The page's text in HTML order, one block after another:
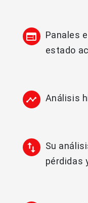
Panales
estado
Análisis
Su
pérdidas